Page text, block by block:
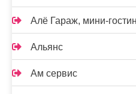
Алё Гараж, мини-
Альянс
Ам сервис